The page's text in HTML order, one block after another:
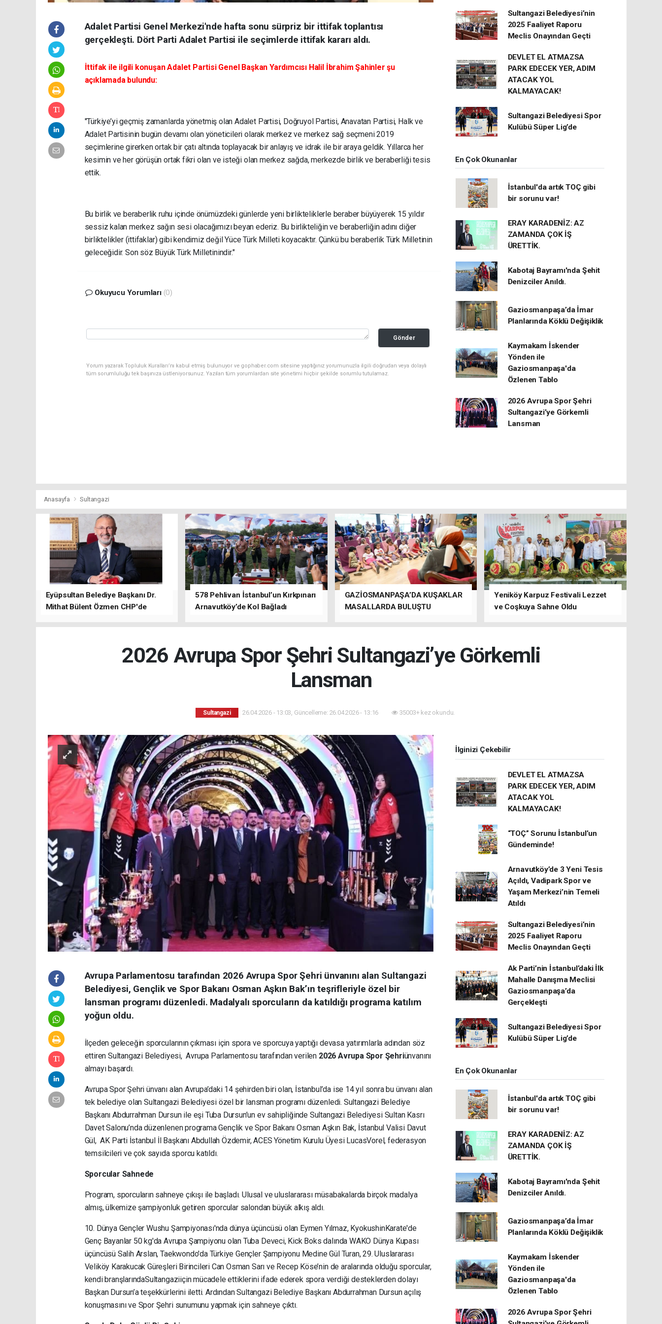
Adalet Partisi Genel Merkezi'nde hafta sonu sürpriz bir ittifak toplantısı
gerçekleşti. Dört Parti Adalet Partisi ile seçimlerde ittifak kararı aldı.
İttifak ile ilgili konuşan Adalet Partisi Genel Başkan Yardımcısı Halil İbrahim Şahinler şu
açıklamada bulundu:
"Türkiye’yi geçmiş zamanlarda yönetmiş olan Adalet Partisi, Doğruyol Partisi, Anavatan Partisi, Halk ve
Adalet Partisinin bugün devamı olan yöneticileri olarak merkez ve merkez sağ seçmeni 2019
seçimlerine girerken ortak bir çatı altında toplayacak bir anlayış ve idrak ile bir araya geldik. Yıllarca her
kesimin ve her görüşün ortak fikri olan ve isteği olan merkez sağda, merkezde birlik ve beraberliği tesis
ettik.
Bu birlik ve beraberlik ruhu içinde önümüzdeki günlerde yeni birlikteliklerle beraber büyüyerek 15 yıldır
sessiz kalan merkez sağın sesi olacağımızı beyan ederiz. Bu birlikteliğin ve beraberliğin adını diğer
birliktelikler (ittifaklar) gibi kendimiz değil Yüce Türk Milleti koyacaktır. Çünkü bu beraberlik Türk Milletinin
geleceğidir. Son söz Büyük Türk Milletinindir."
Okuyucu Yorumları (0)
Gönder
Yorum yazarak Topluluk Kuralları’nı kabul etmiş bulunuyor ve gophaber.com sitesine yaptığınız yorumunuzla ilgili doğrudan veya dolaylı
tüm sorumluluğu tek başınıza üstleniyorsunuz. Yazılan tüm yorumlardan site yönetimi hiçbir şekilde sorumlu tutulamaz.
Sultangazi Belediyesi’nin
2025 Faaliyet Raporu
Meclis Onayından Geçti
DEVLET EL ATMAZSA
PARK EDECEK YER, ADIM
ATACAK YOL
KALMAYACAK!
Sultangazi Belediyesi Spor
Kulübü Süper Lig’de
En Çok Okunanlar
İstanbul'da artık TOÇ gibi
bir sorunu var!
ERAY KARADENİZ: AZ
ZAMANDA ÇOK İŞ
ÜRETTİK.
Kabotaj Bayramı'nda Şehit
Denizciler Anıldı.
Gaziosmanpaşa’da İmar
Planlarında Köklü Değişiklik
Kaymakam İskender
Yönden ile
Gaziosmanpaşa'da
Özlenen Tablo
2026 Avrupa Spor Şehri
Sultangazi’ye Görkemli
Lansman
Anasayfa Sultangazi
Eyüpsultan Belediye Başkanı Dr.
Mithat Bülent Özmen CHP'de
578 Pehlivan İstanbul’un Kırkpınarı
Arnavutköy’de Kol Bağladı
GAZİOSMANPAŞA’DA KUŞAKLAR
MASALLARDA BULUŞTU
Yeniköy Karpuz Festivali Lezzet
ve Coşkuya Sahne Oldu
2026 Avrupa Spor Şehri Sultangazi’ye Görkemli
Lansman
Sultangazi 26.04.2026 - 13:03, Güncelleme: 26.04.2026 - 13:16 35003+ kez okundu.
Avrupa Parlamentosu tarafından 2026 Avrupa Spor Şehri ünvanını alan Sultangazi
Belediyesi, Gençlik ve Spor Bakanı Osman Aşkın Bak’ın teşrifleriyle özel bir
lansman programı düzenledi. Madalyalı sporcuların da katıldığı programa katılım
yoğun oldu.
İlçeden geleceğin sporcularının çıkması için spora ve sporcuya yaptığı devasa yatırımlarla adından söz
ettiren Sultangazi Belediyesi, Avrupa Parlamentosu tarafından verilen 2026 Avrupa Spor Şehriünvanını
almayı başardı.
Avrupa Spor Şehri ünvanı alan Avrupa’daki 14 şehirden biri olan, İstanbul’da ise 14 yıl sonra bu ünvanı alan
tek belediye olan Sultangazi Belediyesi özel bir lansman programı düzenledi. Sultangazi Belediye
Başkanı Abdurrahman Dursun ile eşi Tuba Dursun’un ev sahipliğinde Sultangazi Belediyesi Sultan Kasrı
Davet Salonu’nda düzenlenen programa Gençlik ve Spor Bakanı Osman Aşkın Bak, İstanbul Valisi Davut
Gül, AK Parti İstanbul İl Başkanı Abdullah Özdemir, ACES Yönetim Kurulu Üyesi LucasVorel, federasyon
temsilcileri ve çok sayıda sporcu katıldı.
Sporcular Sahnede
Program, sporcuların sahneye çıkışı ile başladı. Ulusal ve uluslararası müsabakalarda birçok madalya
almış, ülkemize şampiyonluk getiren sporcular salondan büyük alkış aldı.
10. Dünya Gençler Wushu Şampiyonası'nda dünya üçüncüsü olan Eymen Yılmaz, KyokushinKarate'de
Genç Bayanlar 50 kg'da Avrupa Şampiyonu olan Tuba Deveci, Kick Boks dalında WAKO Dünya Kupası
üçüncüsü Salih Arslan, Taekwondo'da Türkiye Gençler Şampiyonu Medine Gül Turan, 29. Uluslararası
Veliköy Karakucak Güreşleri Birincileri Can Osman Sarı ve Recep Köse’nin de aralarında olduğu sporcular,
kendi branşlarındaSultangaziiçin mücadele ettiklerini ifade ederek spora verdiği desteklerden dolayı
Başkan Dursun’a teşekkürlerini iletti. Ardından Sultangazi Belediye Başkanı Abdurrahman Dursun açılış
konuşmasını ve Spor Şehri sunumunu yapmak için sahneye çıktı.
İlginizi Çekebilir
DEVLET EL ATMAZSA
PARK EDECEK YER, ADIM
ATACAK YOL
KALMAYACAK!
“TOÇ” Sorunu İstanbul’un
Gündeminde!
Arnavutköy’de 3 Yeni Tesis
Açıldı, Vadipark Spor ve
Yaşam Merkezi’nin Temeli
Atıldı
Sultangazi Belediyesi’nin
2025 Faaliyet Raporu
Meclis Onayından Geçti
Ak Parti’nin İstanbul’daki İlk
Mahalle Danışma Meclisi
Gaziosmanpaşa’da
Gerçekleşti
Sultangazi Belediyesi Spor
Kulübü Süper Lig’de
En Çok Okunanlar
İstanbul'da artık TOÇ gibi
bir sorunu var!
ERAY KARADENİZ: AZ
ZAMANDA ÇOK İŞ
ÜRETTİK.
Kabotaj Bayramı'nda Şehit
Denizciler Anıldı.
Gaziosmanpaşa’da İmar
Planlarında Köklü Değişiklik
Kaymakam İskender
Yönden ile
Gaziosmanpaşa'da
Özlenen Tablo
2026 Avrupa Spor Şehri